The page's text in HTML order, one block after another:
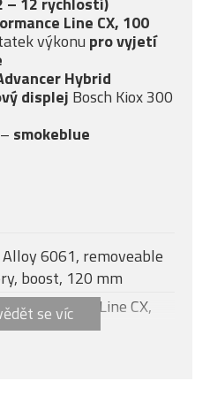
Line CX, 100
výkonu pro vyjetí
Hybrid
displej Bosch Kiox 300
smokeblue
Alloy 6061, removeable
boost, 120 mm
Performance Line CX,
W, 100 Nm